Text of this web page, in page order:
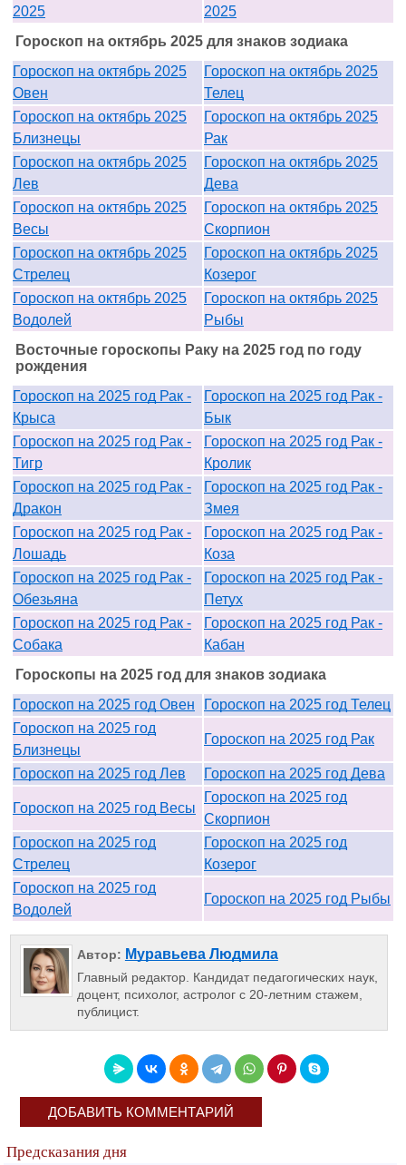
2025
2025
Гороскоп на октябрь 2025 для знаков зодиака
Гороскоп на октябрь 2025
Овен
Гороскоп на октябрь 2025
Телец
Гороскоп на октябрь 2025
Близнецы
Гороскоп на октябрь 2025
Рак
Гороскоп на октябрь 2025
Лев
Гороскоп на октябрь 2025
Дева
Гороскоп на октябрь 2025
Весы
Гороскоп на октябрь 2025
Скорпион
Гороскоп на октябрь 2025
Стрелец
Гороскоп на октябрь 2025
Козерог
Гороскоп на октябрь 2025
Водолей
Гороскоп на октябрь 2025
Рыбы
Восточные гороскопы Раку на 2025 год по году
рождения
Гороскоп на 2025 год Рак -
Крыса
Гороскоп на 2025 год Рак -
Бык
Гороскоп на 2025 год Рак -
Тигр
Гороскоп на 2025 год Рак -
Кролик
Гороскоп на 2025 год Рак -
Дракон
Гороскоп на 2025 год Рак -
Змея
Гороскоп на 2025 год Рак -
Лошадь
Гороскоп на 2025 год Рак -
Коза
Гороскоп на 2025 год Рак -
Обезьяна
Гороскоп на 2025 год Рак -
Петух
Гороскоп на 2025 год Рак -
Собака
Гороскоп на 2025 год Рак -
Кабан
Гороскопы на 2025 год для знаков зодиака
Гороскоп на 2025 год Овен
Гороскоп на 2025 год Телец
Гороскоп на 2025 год
Близнецы
Гороскоп на 2025 год Рак
Гороскоп на 2025 год Лев Гороскоп на 2025 год Дева
Гороскоп на 2025 год Весы
Гороскоп на 2025 год
Скорпион
Гороскоп на 2025 год
Стрелец
Гороскоп на 2025 год
Козерог
Гороскоп на 2025 год
Водолей
Гороскоп на 2025 год Рыбы
Автор: Муравьева Людмила
Главный редактор. Кандидат педагогических наук,
доцент, психолог, астролог с 20-летним стажем,
публицист.
ДОБАВИТЬ КОММЕНТАРИЙ
Предсказания дня